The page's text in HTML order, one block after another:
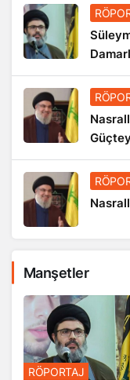
Manşetler
RÖPORTAJ